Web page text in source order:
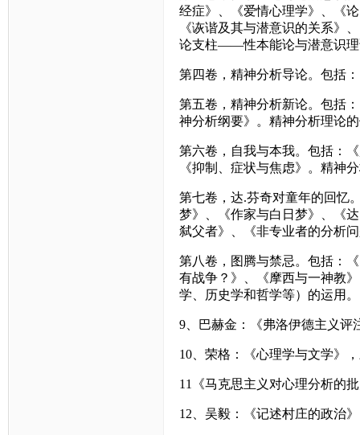
经症》、《爱情心理学》、《
《诙谐及其与潜意识的关系》
论支柱——性本能论与潜意识
第四卷，精神分析导论。包括
第五卷，精神分析新论。包括
神分析纲要》。精神分析理论
第六卷，自我与本我。包括：
《抑制、症状与焦虑》。精神
第七卷，达.芬奇对童年的回忆
梦》、《作家与白日梦》、《达
弑父者》、《非专业者的分析
第八卷，图腾与禁忌。包括：
有战争？》、《摩西与一神教
学、历史学和哲学等）的运用。
9、巴赫金：《弗洛伊德主义评
10、荣格：《心理学与文学》
11 《马克思主义对心理分析的
12 、吴毅：《记述村庄的政治